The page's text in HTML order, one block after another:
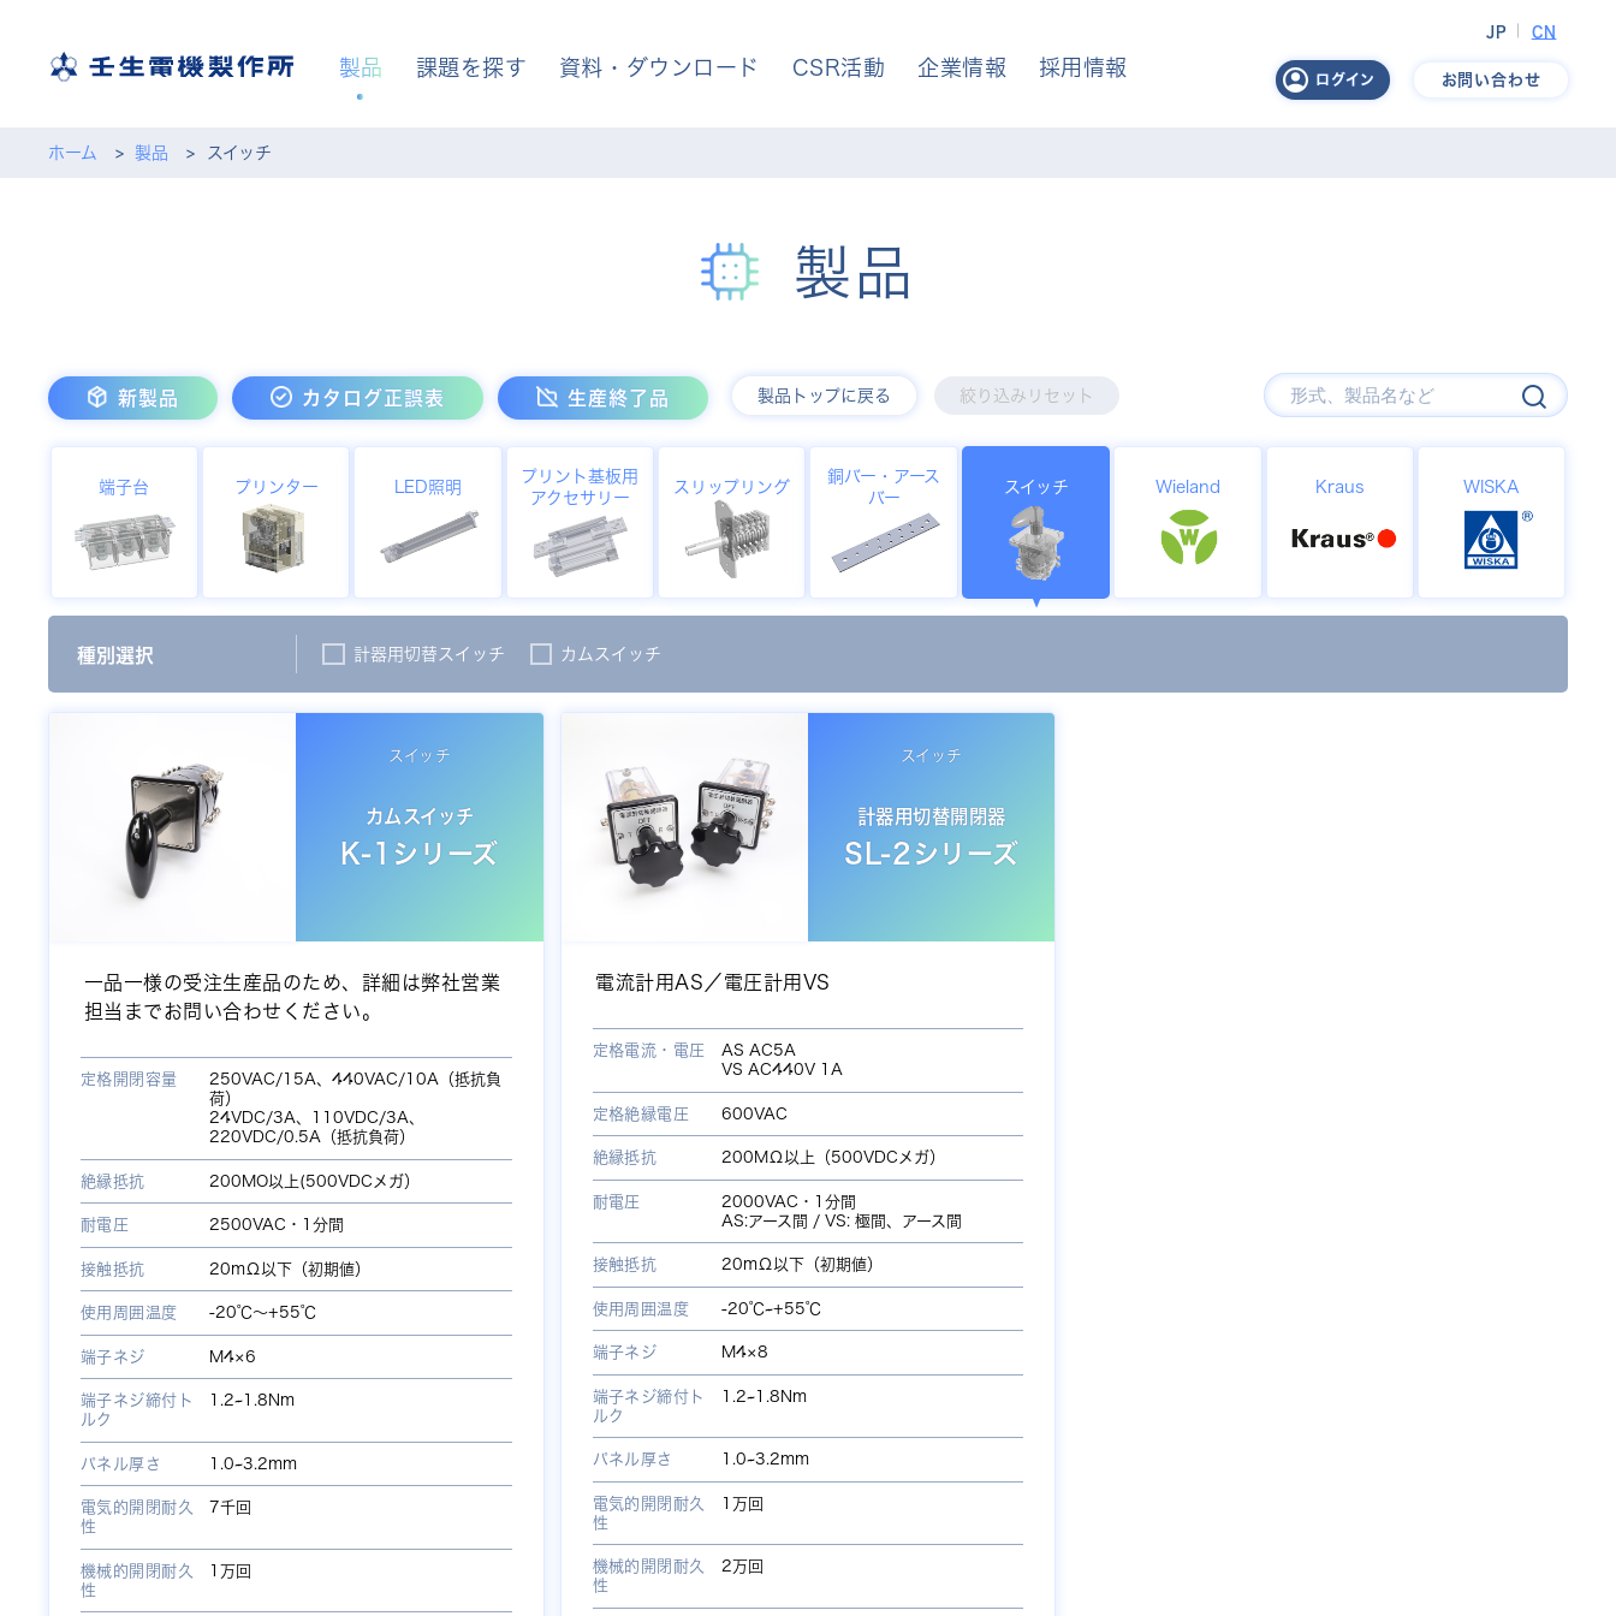
製品 課題を探す 資料・ダウンロード CSR活動 企業情報 採用情報
ログイン
JP CN
お問い合わせ
ホーム 製品 スイッチ
製品
新製品 カタログ正誤表 生産終了品 製品トップに戻る 絞り込みリセット
端子台 プリンター LED照明
プリント基板用
アクセサリー
スリップリング
銅バー・アース
バー
スイッチ Wieland Kraus WISKA
種別 選択 計器用切替スイッチ カムスイッチ
スイッチ
カムスイッチ
K-1シリーズ
一品一様の受注生産品のため、詳細は弊社営業
担当までお問い合わせください。
定格開閉容量
250VAC/15A、440VAC/10A（抵抗負
荷）
24VDC/3A、110VDC/3A、
220VDC/0.5A（抵抗負荷）
絶縁抵抗 200MO以上(500VDCメガ）
耐電圧 2500VAC・1分間
接触抵抗 20mΩ以下（初期値）
使用周囲温度 -20℃～+55℃
端子ネジ M4×6
端子ネジ締付ト
ルク
1.2~1.8Nm
パネル厚さ 1.0~3.2mm
電気的開閉耐久
性
7千回
機械的開閉耐久
性
1万回
スイッチ
計器用切替開閉器
SL-2シリーズ
電流計用AS／電圧計用VS
定格電流・電圧
AS AC5A
VS AC440V 1A
定格絶縁電圧 600VAC
絶縁抵抗 200MΩ以上（500VDCメガ）
耐電圧
2000VAC・1分間
AS:アース間 / VS: 極間、アース間
接触抵抗 20mΩ以下（初期値）
使用周囲温度 -20℃~+55℃
端子ネジ M4×8
端子ネジ締付ト
ルク
1.2~1.8Nm
パネル厚さ 1.0~3.2mm
電気的開閉耐久
性
1万回
機械的開閉耐久
性
2万回